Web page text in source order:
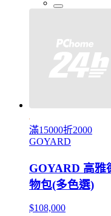
滿15000折2000
GOYARD
GOYARD 高雅
物包(多色選)
$108,000